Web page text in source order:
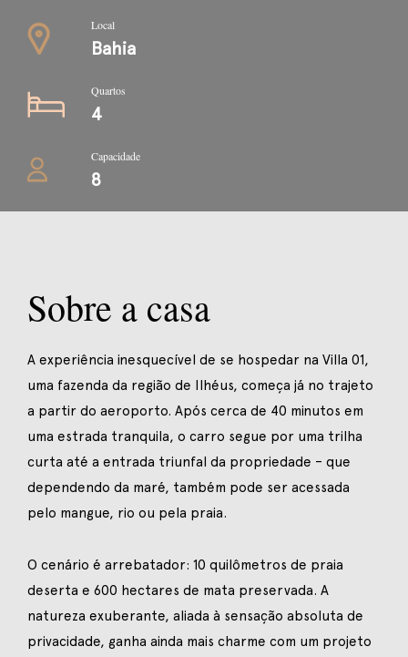
Local
Bahia
Quartos
4
Capacidade
8
Sobre a casa
A experiência inesquecível de se hospedar na Villa 01,
uma fazenda da região de Ilhéus, começa já no trajeto
a partir do aeroporto. Após cerca de 40 minutos em
uma estrada tranquila, o carro segue por uma trilha
curta até a entrada triunfal da propriedade – que
dependendo da maré, também pode ser acessada
pelo mangue, rio ou pela praia.
O cenário é arrebatador: 10 quilômetros de praia
deserta e 600 hectares de mata preservada. A
natureza exuberante, aliada à sensação absoluta de
privacidade, ganha ainda mais charme com um projeto